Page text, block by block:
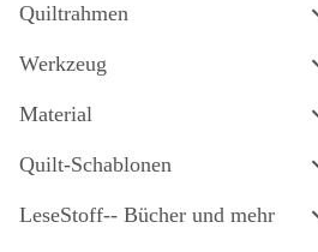
Quiltrahmen
Werkzeug
Material
Quilt-Schablonen
LeseStoff-- Bücher und mehr